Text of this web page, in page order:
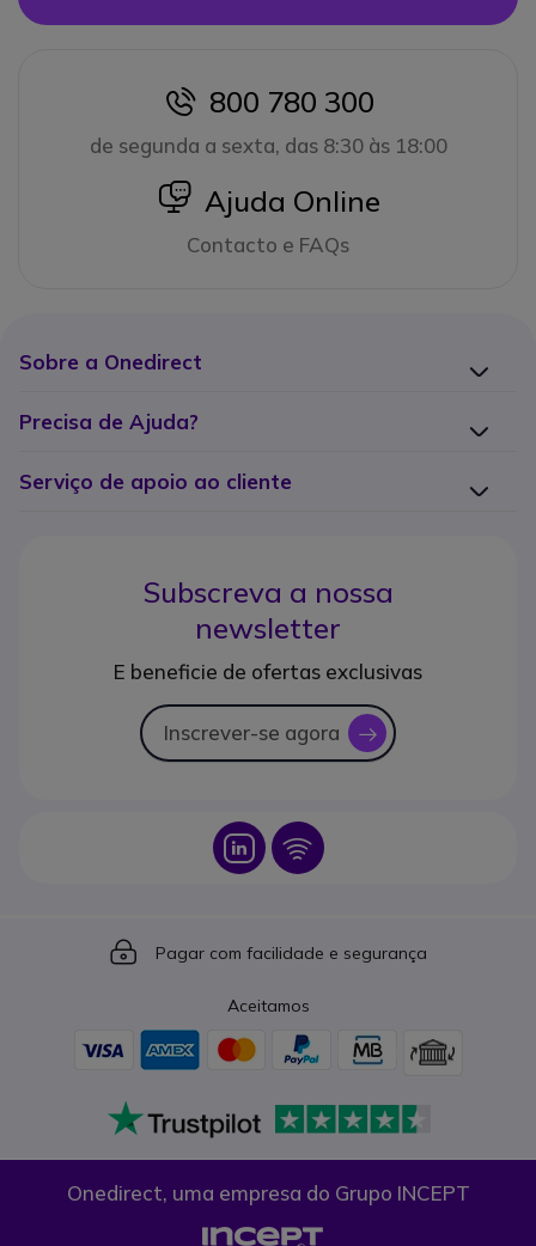
icon
800 780 300
de segunda a sexta, das 8:30 às 18:00
icon
Ajuda Online
Contacto e FAQs
Sobre a Onedirect
Precisa de Ajuda?
Serviço de apoio ao cliente
Subscreva a nossa
newsletter
E beneficie de ofertas exclusivas
Inscrever-se agora icon
Icon Icon
Icon
Pagar com facilidade e segurança
Aceitamos
Onedirect, uma empresa do Grupo INCEPT